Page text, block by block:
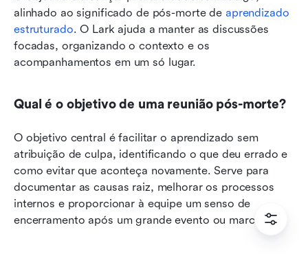
alinhado ao significado de pós-morte de aprendizado
estruturado. O Lark ajuda a manter as discussões
focadas, organizando o contexto e os
acompanhamentos em um só lugar.
Qual é o objetivo de uma reunião pós-morte?
O objetivo central é facilitar o aprendizado sem
atribuição de culpa, identificando o que deu errado e
como evitar que aconteça novamente. Serve para
documentar as causas raiz, melhorar os processos
internos e proporcionar à equipe um senso de
encerramento após um grande evento ou marco.